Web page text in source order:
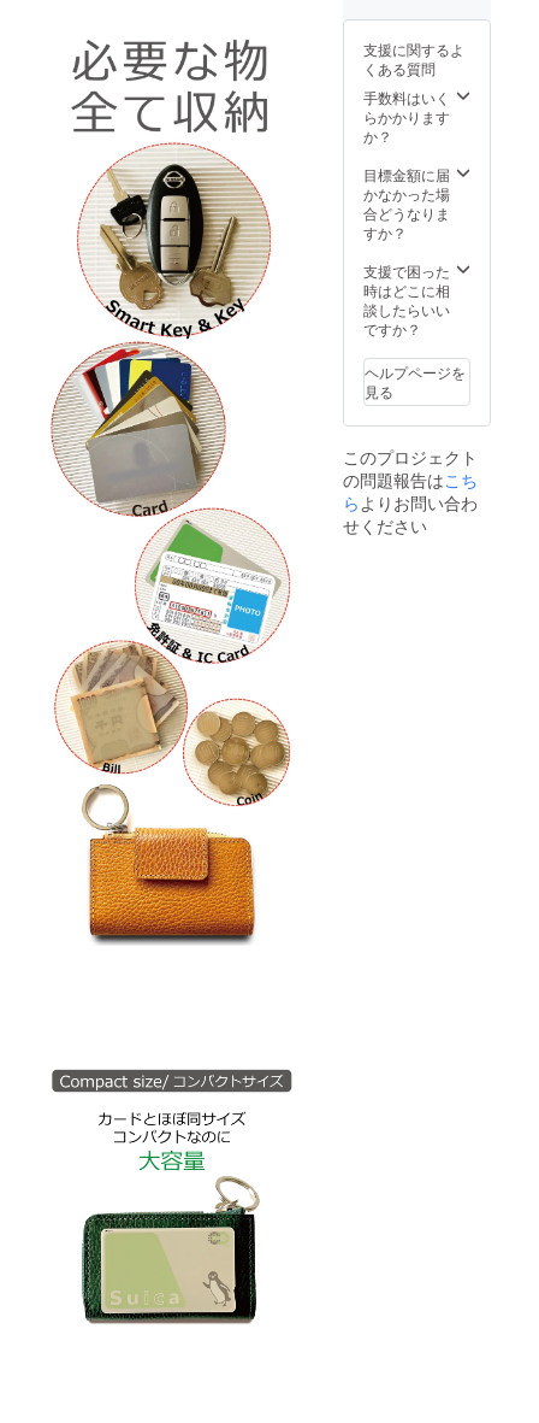
品の製
造に努
めます
が発送
が予定
より遅
ざいま
す。ご
了承く
がござ
いま
す。あ
らかじ
めご了
承くだ
スの影
響も加
わり材
常以上
の時間
がかか
る可能
りま
す。最
善を尽
くして
し、製
品の製
造に努
めます
が発送
先着200
み、
15%Off
の
13,430
円(税
料込)で
予約購
入いた
だけま
デザイ
ン・仕
様等、
一部変
る場合
がござ
いま
す。あ
めご了
承くだ
さい。
※ウィル
スの影
支援に関するよ
くある質問
手数料はいく
らかかります
か？
目標金額に届
かなかった場
合どうなりま
すか？
支援で困った
時はどこに相
談したらいい
ですか？
ヘルプページを
見る
このプロジェクト
の問題報告はこち
らよりお問い合わ
せください